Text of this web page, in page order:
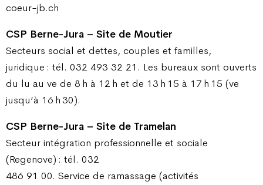
coeur-jb.ch
CSP Berne-Jura – Site de Moutier
Secteurs social et dettes, couples et familles,
juridique : tél. 032 493 32 21. Les bureaux sont ouverts
du lu au ve de 8 h à 12 h et de 13 h 15 à 17 h 15 (ve
jusqu’à 16 h 30).
CSP Berne-Jura – Site de Tramelan
Secteur intégration professionnelle et sociale
(Regenove) : tél. 032
486 91 00. Service de ramassage (activités